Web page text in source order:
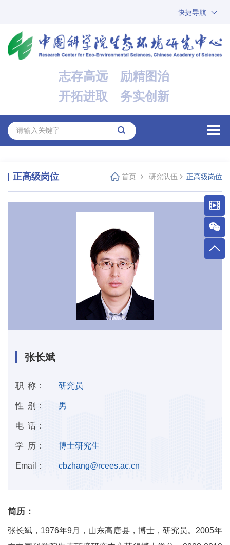
快捷导航
ARP
邮箱
志存高远 励精图治
开拓进取 务实创新
正高级岗位 首页 研究队伍 正高级岗位
张长斌
职 称： 研究员
性 别： 男
电 话：
学 历： 博士研究生
Email： cbzhang@rcees.ac.cn
简历：
张长斌，1976年9月，山东高唐县，博士，研究员。2005年